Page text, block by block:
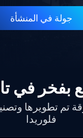
جولة في المنشأة
بفخر في
تم تطويرها
فلوريدا